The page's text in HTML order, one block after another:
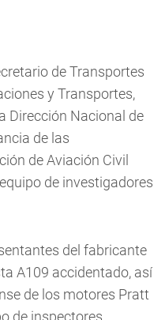
de Transportes
y Transportes,
Dirección Nacional de
de las
de Aviación Civil
de investigadores
del fabricante
A109 accidentado, así
de los motores Pratt
de inspectores